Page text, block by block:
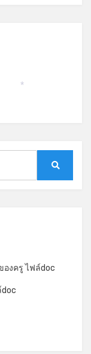
งครู ไฟล์doc